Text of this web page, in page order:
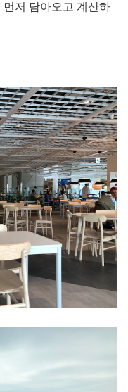
저 담아오고 계산하